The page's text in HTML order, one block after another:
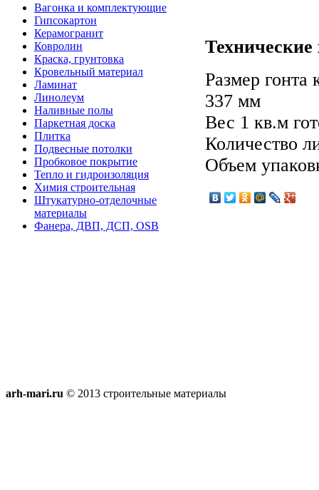
Вагонка и комплектующие
Гипсокартон
Керамогранит
Ковролин
Краска, грунтовка
Кровельный материал
Ламинат
Линолеум
Наливные полы
Паркетная доска
Плитка
Подвесные потолки
Пробковое покрытие
Тепло и гидроизоляция
Химия строительная
Штукатурно-отделочные
материалы
Фанера, ДВП, ДСП, OSB
Размер
337 мм
Вес 1 кв.м
Количество
Объем
arh-mari.ru © 2013 строительные материалы